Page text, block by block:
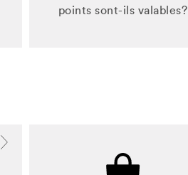
points sont-ils valables?